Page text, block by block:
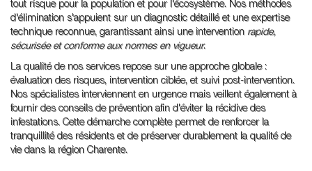
tout risque pour la population et pour l'écosystème. Nos méthodes
d'élimination s'appuient sur un diagnostic détaillé et une expertise
technique reconnue, garantissant ainsi une intervention rapide,
sécurisée et conforme aux normes en vigueur.
La qualité de nos services repose sur une approche globale :
évaluation des risques, intervention ciblée, et suivi post-intervention.
Nos spécialistes interviennent en urgence mais veillent également à
fournir des conseils de prévention afin d'éviter la récidive des
infestations. Cette démarche complète permet de renforcer la
tranquillité des résidents et de préserver durablement la qualité de
vie dans la région Charente.